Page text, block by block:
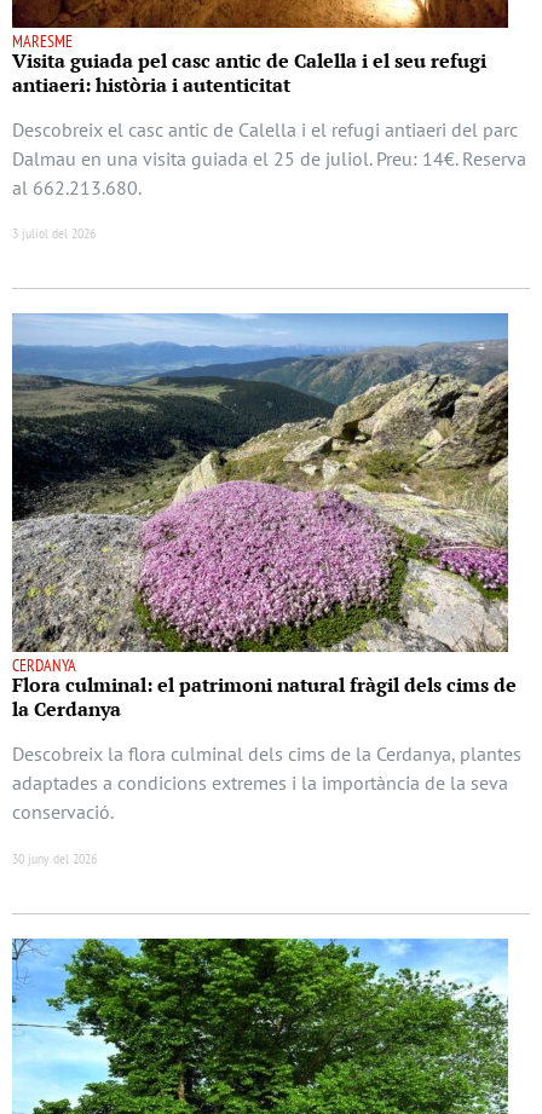
MARESME
Visita guiada pel casc antic de Calella i el seu refugi
antiaeri: història i autenticitat
Descobreix el casc antic de Calella i el refugi antiaeri del parc
Dalmau en una visita guiada el 25 de juliol. Preu: 14€. Reserva
al 662.213.680.
3 juliol del 2026
CERDANYA
Flora culminal: el patrimoni natural fràgil dels cims de
la Cerdanya
Descobreix la flora culminal dels cims de la Cerdanya, plantes
adaptades a condicions extremes i la importància de la seva
conservació.
30 juny del 2026